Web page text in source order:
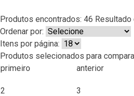
Produtos encontrados: 46 Resultado
Ordenar por:
Itens por página:
Produtos selecionados para
primeiro
anterior
2 3